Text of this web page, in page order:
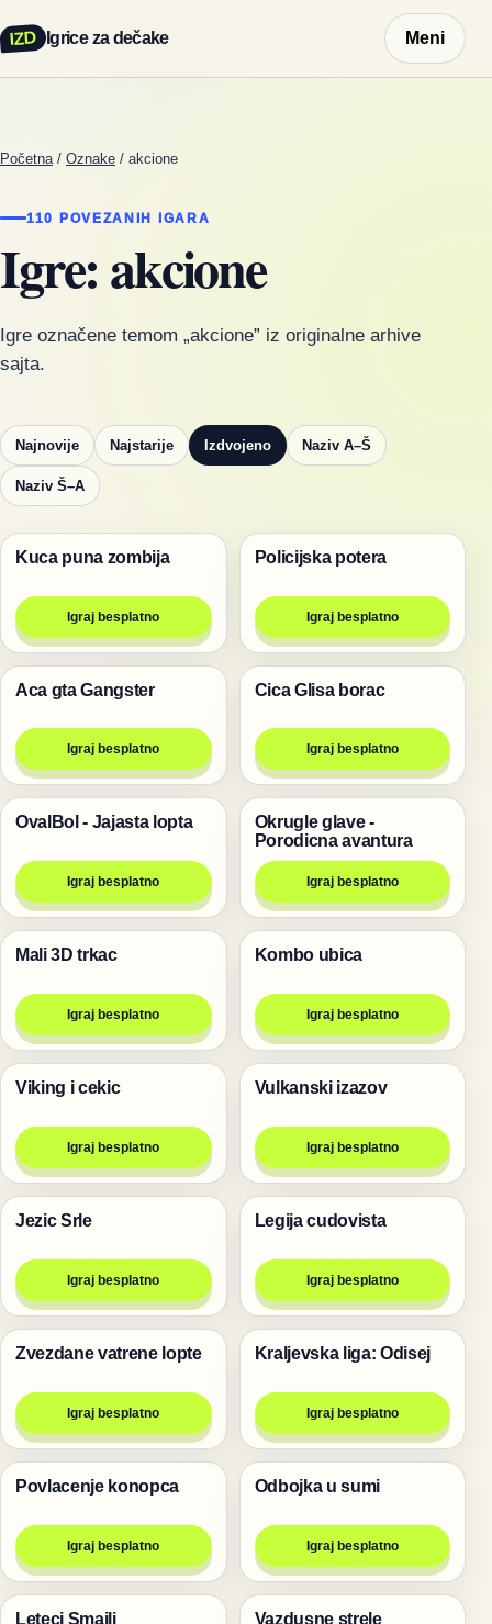
IZD Igrice za dečake Meni
Početna / Oznake / akcione
110 POVEZANIH IGARA
Igre: akcione
Igre označene temom „akcione” iz originalne arhive
sajta.
Najnovije Najstarije Izdvojeno Naziv A–Š
Naziv Š–A
Pucanje
Kuca puna zombija
Igraj besplatno
Trke
Policijska potera
Igraj besplatno
Pucanje
Aca gta Gangster
Igraj besplatno
Igre
Cica Glisa borac
Igraj besplatno
Pucanje
OvalBol - Jajasta lopta
Igraj besplatno
Igre
Okrugle glave -
Porodicna avantura
Igraj besplatno
Igre
Mali 3D trkac
Igraj besplatno
Pucanje
Kombo ubica
Igraj besplatno
Pucanje
Viking i cekic
Igraj besplatno
Igre
Vulkanski izazov
Igraj besplatno
Životinje
Jezic Srle
Igraj besplatno
Pucanje
Legija cudovista
Igraj besplatno
Igre
Zvezdane vatrene lopte
Igraj besplatno
Igre
Kraljevska liga: Odisej
Igraj besplatno
Igre
Povlacenje konopca
Igraj besplatno
Životinje
Odbojka u sumi
Igraj besplatno
Pucanje
Leteci Smajli Pucanje
Vazdusne strele